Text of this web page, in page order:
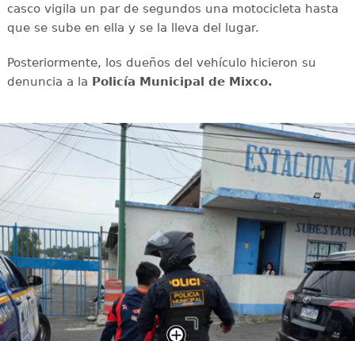
casco vigila un par de segundos una motocicleta hasta
que se sube en ella y se la lleva del lugar.
Posteriormente, los dueños del vehículo hicieron su
denuncia a la Policía Municipal de Mixco.